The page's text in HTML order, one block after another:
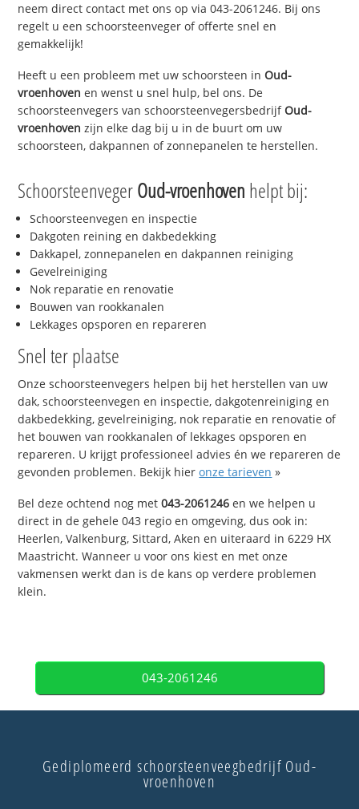
neem direct contact met ons op via 043-2061246. Bij ons
regelt u een schoorsteenveger of offerte snel en
gemakkelijk!
Heeft u een probleem met uw schoorsteen inOud-
vroenhoven en wenst u snel hulp, bel ons. De
schoorsteenvegers van schoorsteenvegersbedrijfOud-
vroenhoven zijn elke dag bij u in de buurt om uw
schoorsteen, dakpannen of zonnepanelen te herstellen.
SchoorsteenvegerOud-vroenhoven helpt bij:
Schoorsteenvegen en inspectie
Dakgoten reining en dakbedekking
Dakkapel, zonnepanelen en dakpannen reiniging
Gevelreiniging
Nok reparatie en renovatie
Bouwen van rookkanalen
Lekkages opsporen en repareren
Snel ter plaatse
Onze schoorsteenvegers helpen bij het herstellen van uw
dak, schoorsteenvegen en inspectie, dakgotenreiniging en
dakbedekking, gevelreiniging, nok reparatie en renovatie of
het bouwen van rookkanalen of lekkages opsporen en
repareren. U krijgt professioneel advies én we repareren de
gevonden problemen. Bekijk hieronze tarieven »
Bel deze ochtend nog met043-2061246 en we helpen u
direct in de gehele 043 regio en omgeving, dus ook in:
Heerlen, Valkenburg, Sittard, Aken en uiteraard in 6229 HX
Maastricht. Wanneer u voor ons kiest en met onze
vakmensen werkt dan is de kans op verdere problemen
klein.
043-2061246
Gediplomeerd schoorsteenveegbedrijf Oud-
vroenhoven